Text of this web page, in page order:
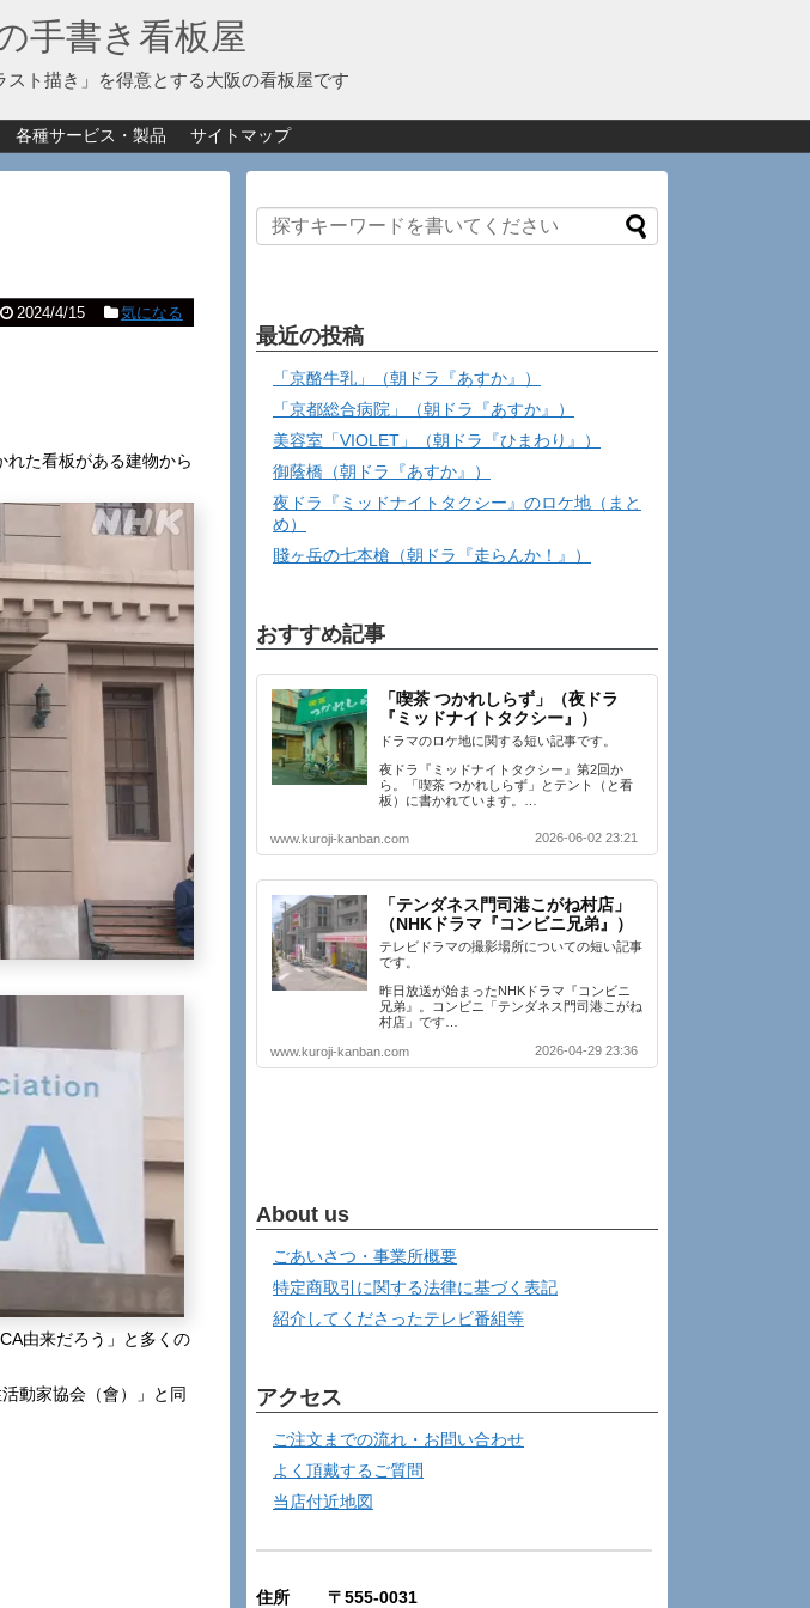
手書き看板屋
スト描き」を得意とする大阪の看板屋です
各種サービス・製品 サイトマップ
2024/4/15 気になる
た看板がある建物から
由来だろう」と多くの
動家協会（會）」と同
最近の投稿
「京酪牛乳」（朝ドラ『あすか』）
「京都総合病院」（朝ドラ『あすか』）
美容室「VIOLET」（朝ドラ『ひまわり』）
御蔭橋（朝ドラ『あすか』）
夜ドラ『ミッドナイトタクシー』のロケ地（まと
め）
賤ヶ岳の七本槍（朝ドラ『走らんか！』）
おすすめ記事
「喫茶 つかれしらず」（夜ドラ
『ミッドナイトタクシー』）
ドラマのロケ地に関する短い記事です。
夜ドラ『ミッドナイトタクシー』第2回か
ら。「喫茶 つかれしらず」とテント（と看
板）に書かれています。…
www.kuroji-kanban.com 2026-06-02 23:21
「テンダネス門司港こがね村店」
（NHKドラマ『コンビニ兄弟』）
テレビドラマの撮影場所についての短い記事
です。
昨日放送が始まったNHKドラマ『コンビニ
兄弟』。コンビニ「テンダネス門司港こがね
村店」です…
www.kuroji-kanban.com 2026-04-29 23:36
About us
ごあいさつ・事業所概要
特定商取引に関する法律に基づく表記
紹介してくださったテレビ番組等
アクセス
ご注文までの流れ・お問い合わせ
よく頂戴するご質問
当店付近地図
住所 〒555-0031